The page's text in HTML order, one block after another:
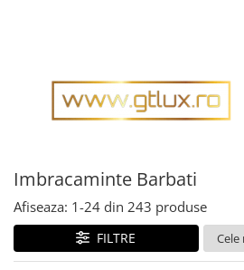
Rochii dama
Rochii matase naturala
Rochii casual
Pantaloni dama
Fuste dama
Pijamale barbati
Accesorii barbati
Fulare barbati
Tricouri barbati
Tricotaje
Imbracaminte sport barbati
Imbracaminte Barbati
Afiseaza: 1-24 din 243 produse
FILTRE